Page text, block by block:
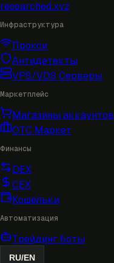
researched.xyz
Инфраструктура
Прокси
Антидетекты
VPS/VDS Серверы
Маркетплейс
Магазины аккаунтов
OTC Маркет
Финансы
DEX
CEX
Кошельки
Автоматизация
Трейдинг боты
RU/EN